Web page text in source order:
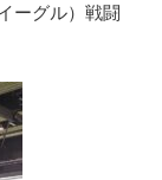
ーグル）戦闘